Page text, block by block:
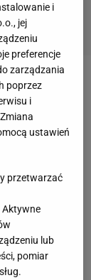
nas nie być.
w swoje
miejsce.
się
najgorsze
B. Tyle że
.
i
jej
preferencje
zarządzania
poprzez
i
ustawień
przetwarzać
Aktywne
lub
pomiar